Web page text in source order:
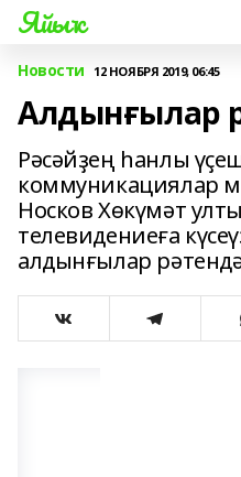
Яйыҡ
Новости 12 НОЯБРЯ 2019, 06:45
Алдынғылар
Рәсәйҙең һанлы
коммуникациялар
Носков Хөкүмәт
телевидениеға
алдынғылар